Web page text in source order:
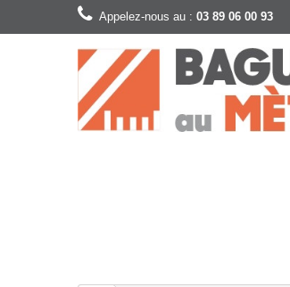
Appelez-nous au : 03 89 06 00 93